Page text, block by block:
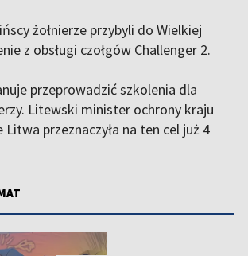
żołnierze przybyli do Wielkiej
z obsługi czołgów Challenger 2.
przeprowadzić szkolenia dla
Litewski minister ochrony kraju
przeznaczyła na ten cel już 4